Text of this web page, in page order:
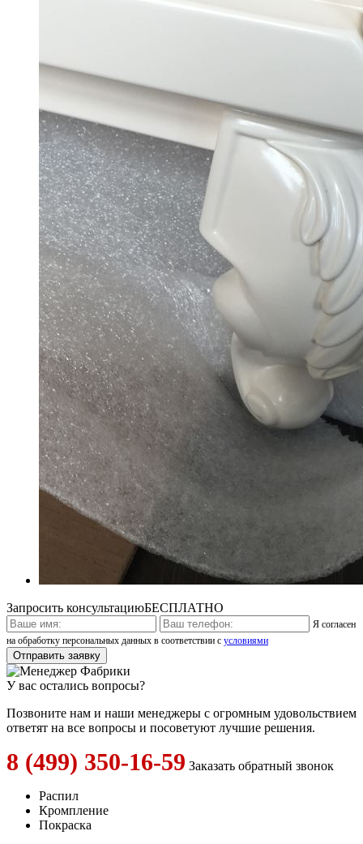
Запросить консультациюБЕСПЛАТНО
Я согласен
на обработку персональных данных в соответствии с условиями
У вас остались вопросы?
Позвоните нам и наши менеджеры с огромным удовольствием
ответят на все вопросы и посоветуют лучшие решения.
8 (499) 350-16-59 Заказать обратный звонок
Распил
Кромпление
Покраска